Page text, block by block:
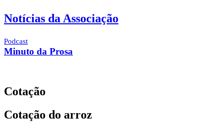
Notícias da Associação
Podcast
Minuto da Prosa
Cotação
Cotação do arroz